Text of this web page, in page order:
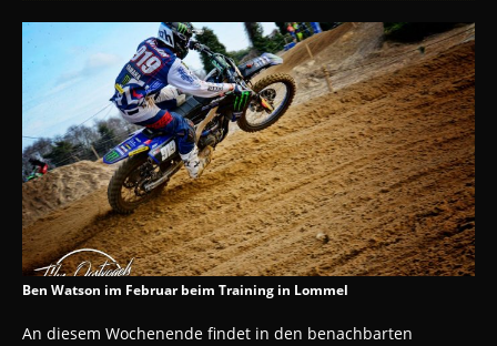
Ben Watson im Februar beim Training in Lommel
An diesem Wochenende findet in den benachbarten